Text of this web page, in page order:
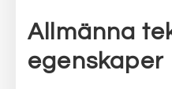
Allmänna
egenskaper